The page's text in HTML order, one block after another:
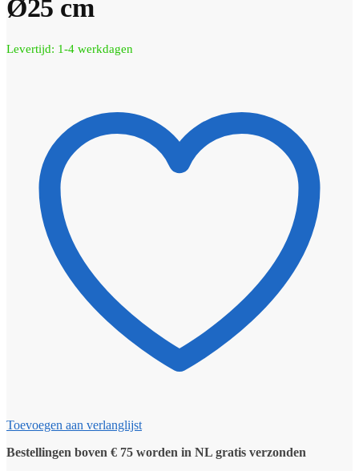
Ø25 cm
Levertijd: 1-4 werkdagen
Toevoegen aan verlanglijst
Bestellingen boven € 75 worden in NL gratis verzonden